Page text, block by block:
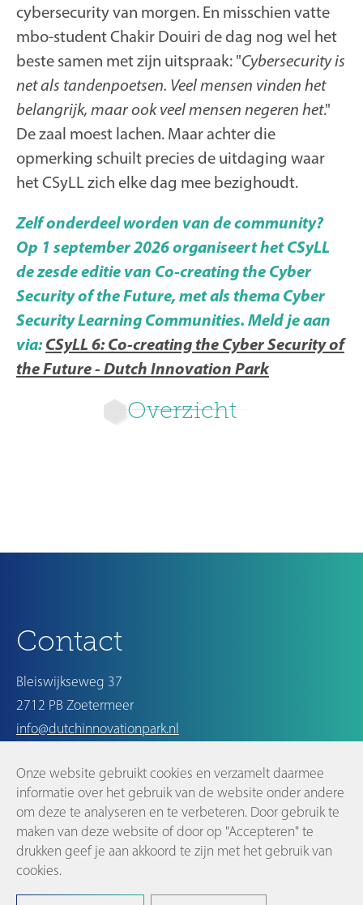
Onze website gebruikt cookies en verzamelt daarmee
informatie over het gebruik van de website onder andere
om deze te analyseren en te verbeteren. Door gebruik te
maken van deze website of door op "Accepteren" te
drukken geef je aan akkoord te zijn met het gebruik van
cookies.
Overzicht
cybersecurity van morgen. En misschien vatte
mbo-student Chakir Douiri de dag nog wel het
beste samen met zijn uitspraak: "Cybersecurity is
net als tandenpoetsen. Veel mensen vinden het
belangrijk, maar ook veel mensen negeren het."
De zaal moest lachen. Maar achter die
opmerking schuilt precies de uitdaging waar
het CSyLL zich elke dag mee bezighoudt.
Zelf onderdeel worden van de community?
Op 1 september 2026 organiseert het CSyLL
de zesde editie van Co-creating the Cyber
Security of the Future, met als thema Cyber
Security Learning Communities. Meld je aan
via:CSyLL 6: Co-creating the Cyber Security of
the Future - Dutch Innovation Park
Contact
Bleiswijkseweg 37
2712 PB Zoetermeer
info@dutchinnovationpark.nl
Op de hoogte blijven